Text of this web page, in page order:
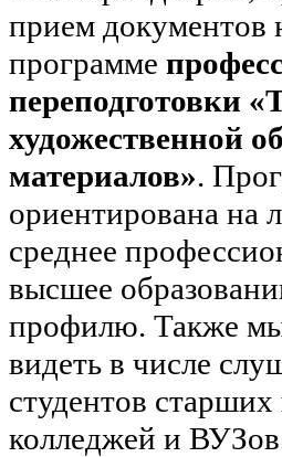
прием документов
программе
переподготовки
художественной
материалов».
ориентирована
среднее
высшее
профилю. Также
видеть в числе
студентов старших
колледжей и